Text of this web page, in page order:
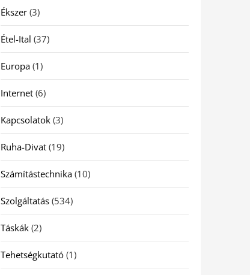
Ékszer(3)
Étel-Ital (37)
Europa(1)
Internet(6)
Kapcsolatok(3)
Ruha-Divat(19)
Számítástechnika(10)
Szolgáltatás(534)
Táskák(2)
Tehetségkutató(1)